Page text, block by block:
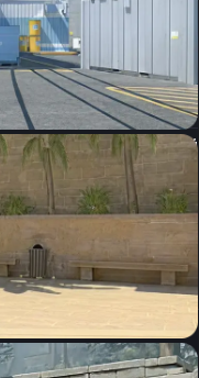
1920×1080
16:9
Широкоформатный
Начинал